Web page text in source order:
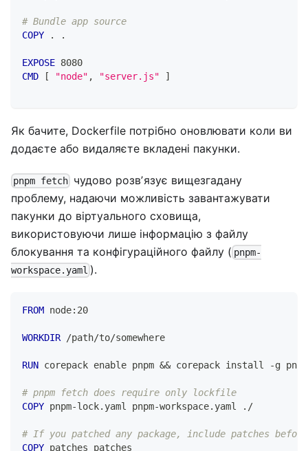
# Bundle app source
COPY . .
EXPOSE 8080
CMD [ "node" , "server.js" ]
Як бачите, Dockerfile потрібно оновлювати коли ви
додаєте або видаляєте вкладені пакунки.
pnpm fetch чудово розвʼязує вищезгадану
проблему, надаючи можливість завантажувати
пакунки до віртуального сховища,
використовуючи лише інформацію з файлу
блокування та конфігураційного файлу ( pnpm-
workspace.yaml ).
FROM node:20
WORKDIR /path/to/somewhere
RUN corepack enable pnpm && corepack install -g
# pnpm fetch does require only lockfile
COPY pnpm-lock.yaml pnpm-workspace.yaml ./
# If you patched any package, include patches
COPY patches patches